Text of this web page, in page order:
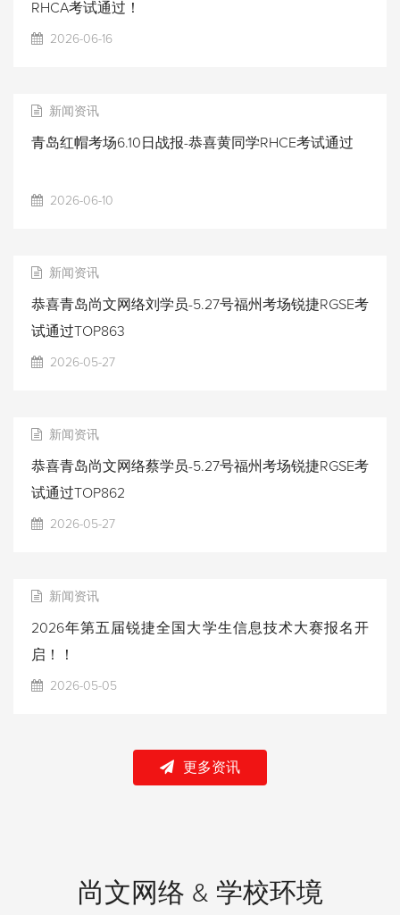
RHCA考试通过！
2026-06-16
新闻资讯
青岛红帽考场6.10日战报-恭喜黄同学RHCE考试通过
2026-06-10
新闻资讯
恭喜青岛尚文网络刘学员-5.27号福州考场锐捷RGSE考
试通过TOP863
2026-05-27
新闻资讯
恭喜青岛尚文网络蔡学员-5.27号福州考场锐捷RGSE考
试通过TOP862
2026-05-27
新闻资讯
2026年第五届锐捷全国大学生信息技术大赛报名开
启！！
2026-05-05
更多资讯
尚文网络 & 学校环境